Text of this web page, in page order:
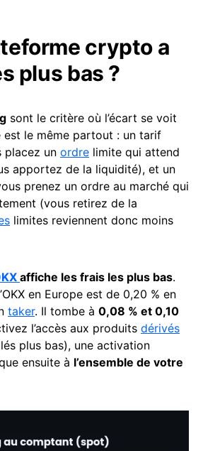
crypto a
plus bas ?
sont le critère où l’écart se voit
est le même partout : un tarif
placez un ordre limite qui attend
apportez de la liquidité), et un
prenez un ordre au marché qui
(vous retirez de la
limites reviennent donc moins
affiche les frais les plus bas.
en Europe est de 0,20 % en
taker. Il tombe à 0,08 % et 0,10
l’accès aux produits dérivés
plus bas), une activation
ensuite à l’ensemble de votre